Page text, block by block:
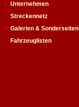
Unternehmen
Streckennetz
Galerien & Sonderseiten
Fahrzeuglisten